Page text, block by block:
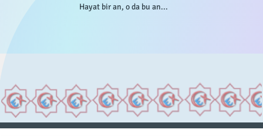
Hayat bir an, o da bu an...